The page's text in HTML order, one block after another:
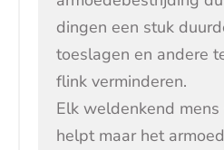
dingen een stuk
toeslagen en andere
flink verminderen.
Elk weldenkend
helpt maar het